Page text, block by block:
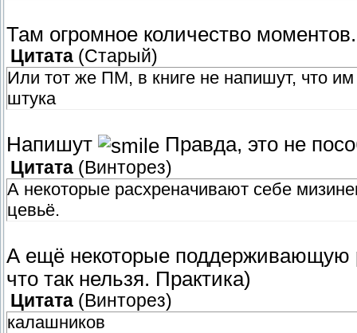
Там огромное количество моментов.
Цитата (Старый)
Или тот же ПМ, в книге не напишут, что
штука
Напишут Правда, это не
Цитата (Винторез)
А некоторые расхреначивают себе
цевьё.
А ещё некоторые поддерживающую
что так нельзя. Практика)
Цитата (Винторез)
калашников